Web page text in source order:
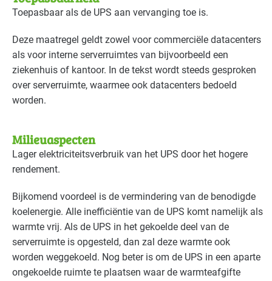
Zorg - kinderdagverblijven Basis
Zorg - overig Basis
Zorg - ziekenhuizen Basis
Zorg - zorginstellingen
Toepasbaar als de UPS aan vervanging toe is.
Deze maatregel geldt zowel voor commerciële datacenters
als voor interne serverruimtes van bijvoorbeeld een
ziekenhuis of kantoor. In de tekst wordt steeds gesproken
over serverruimte, waarmee ook datacenters bedoeld
worden.
Milieuaspecten
Lager elektriciteitsverbruik van het UPS door het hogere
rendement.
Bijkomend voordeel is de vermindering van de benodigde
koelenergie. Alle inefficiëntie van de UPS komt namelijk als
warmte vrij. Als de UPS in het gekoelde deel van de
serverruimte is opgesteld, dan zal deze warmte ook
worden weggekoeld. Nog beter is om de UPS in een aparte
ongekoelde ruimte te plaatsen waar de warmteafgifte